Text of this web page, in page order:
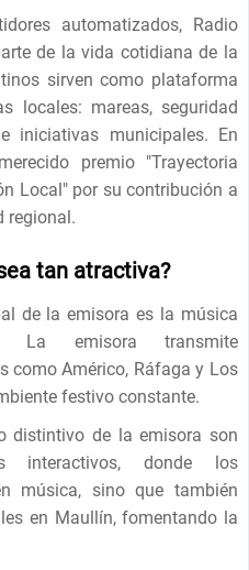
automatizados, Radio
de la vida cotidiana de la
sirven como plataforma
locales: mareas, seguridad
iniciativas municipales. En
premio "Trayectoria
Local" por su contribución a
regional.
tan atractiva?
de la emisora ​​es la música
La emisora ​​transmite
como Américo, Ráfaga y Los
festivo constante.
distintivo de la emisora ​​son
interactivos, donde los
música, sino que también
en Maullín, fomentando la